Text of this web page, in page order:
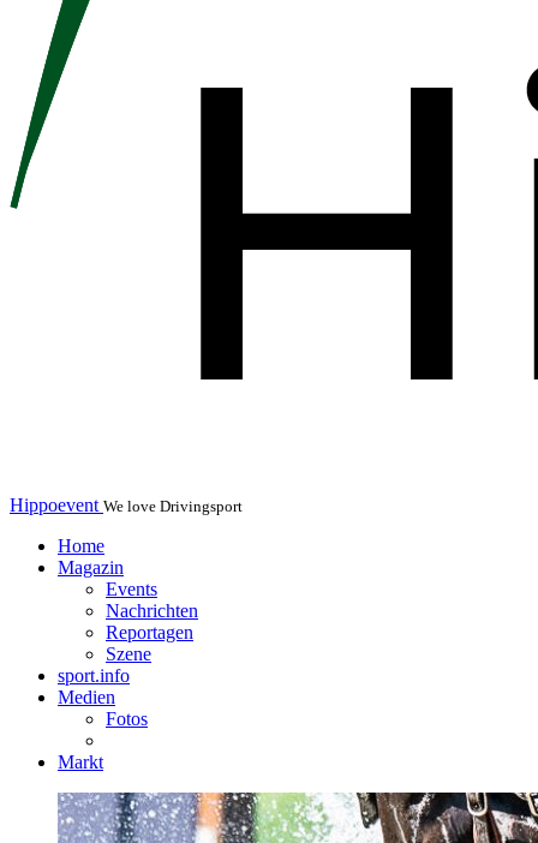
Hippoevent We love Drivingsport
Home
Magazin
Events
Nachrichten
Reportagen
Szene
sport.info
Medien
Fotos
Markt